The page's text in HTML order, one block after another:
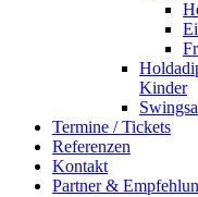
Kinder
Termine / Tickets
Referenzen
Kontakt
Partner &